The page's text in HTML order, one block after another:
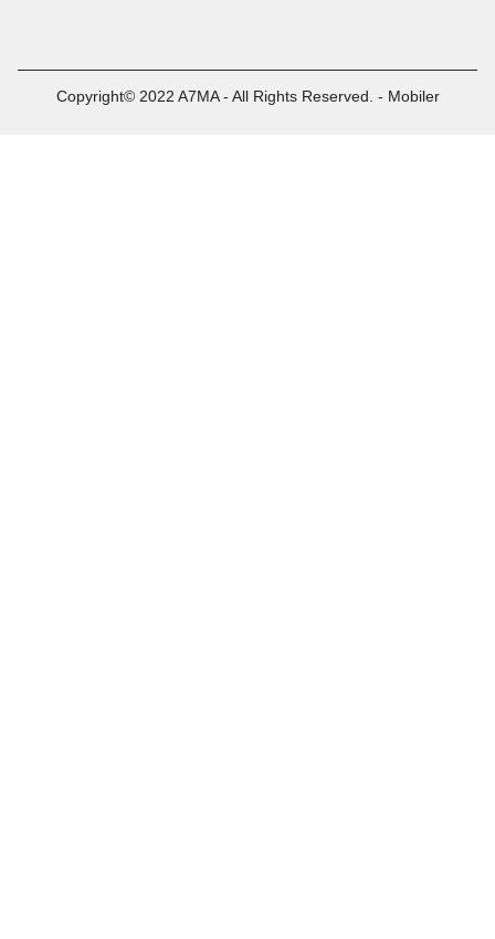
Copyright© 2022 A7MA - All Rights Reserved. - Mobiler